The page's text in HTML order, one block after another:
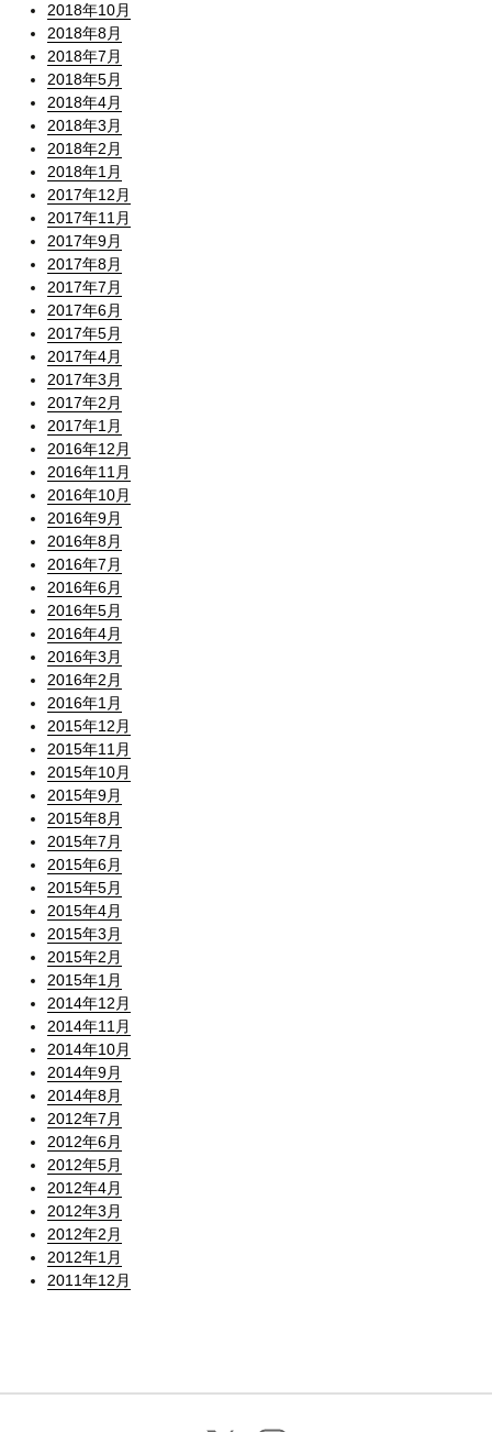
2018年10月
2018年8月
2018年7月
2018年5月
2018年4月
2018年3月
2018年2月
2018年1月
2017年12月
2017年11月
2017年9月
2017年8月
2017年7月
2017年6月
2017年5月
2017年4月
2017年3月
2017年2月
2017年1月
2016年12月
2016年11月
2016年10月
2016年9月
2016年8月
2016年7月
2016年6月
2016年5月
2016年4月
2016年3月
2016年2月
2016年1月
2015年12月
2015年11月
2015年10月
2015年9月
2015年8月
2015年7月
2015年6月
2015年5月
2015年4月
2015年3月
2015年2月
2015年1月
2014年12月
2014年11月
2014年10月
2014年9月
2014年8月
2012年7月
2012年6月
2012年5月
2012年4月
2012年3月
2012年2月
2012年1月
2011年12月